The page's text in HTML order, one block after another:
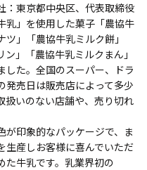
：東京都中央区、代表取締役
乳」を使用した菓子「農協牛
」「農協牛乳ミルク餅」
」「農協牛乳ミルクまん」
した。全国のスーパー、ドラ
発売日は販売店によって多少
扱いのない店舗や、売り切れ
が印象的なパッケージで、ま
生産しお客様に喜んでいただ
た牛乳です。乳業界初の